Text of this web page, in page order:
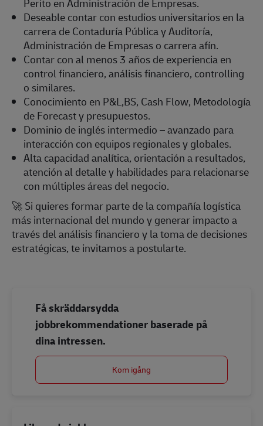
Deseable contar con estudios universitarios en la
carrera de Contaduría Pública y Auditoría,
Administración de Empresas o carrera afín.
Contar con al menos 3 años de experiencia en
control financiero, análisis financiero, controlling
o similares.
Conocimiento en P&L,BS, Cash Flow, Metodología
de Forecast y presupuestos.
Dominio de inglés intermedio – avanzado para
interacción con equipos regionales y globales.
Alta capacidad analítica, orientación a resultados,
atención al detalle y habilidades para relacionarse
con múltiples áreas del negocio.
🚀Si quieres formar parte de la compañía logística
más internacional del mundo y generar impacto a
través del análisis financiero y la toma de decisiones
estratégicas, te invitamos a postularte.
Få skräddarsydda
jobbrekommendationer baserade på
dina intressen.
Kom igång